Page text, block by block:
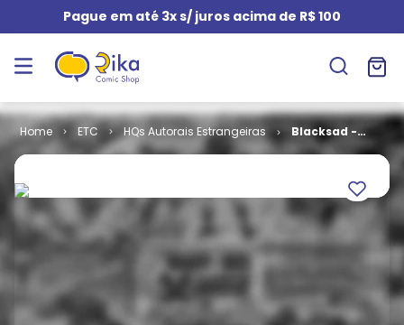
Pague em até 3x s/ juros acima de R$ 100
ETC HQs Autorais Estrangeiras
Blacksad -
Volume 1